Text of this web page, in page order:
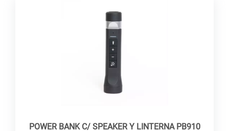
POWER BANK C/ SPEAKER Y LINTERNA PB910